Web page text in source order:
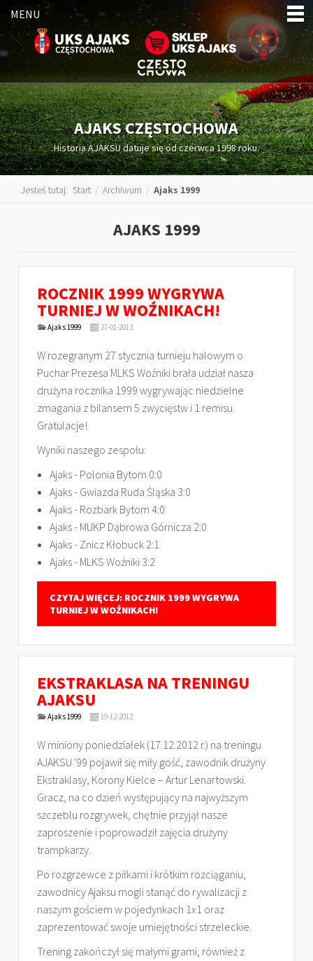
MENU
AJAKS CZĘSTOCHOWA
Historia AJAKSU datuje się od czerwca 1998 roku.
Jesteś tutaj: Start / Archiwum / Ajaks 1999
AJAKS 1999
ROCZNIK 1999 WYGRYWA
TURNIEJ W WOŹNIKACH!
Ajaks 1999 27-01-2013
W rozegranym 27 stycznia turnieju halowym o
Puchar Prezesa MLKS Woźniki brała udział nasza
drużyna rocznika 1999 wygrywając niedzielne
zmagania z bilansem 5 zwycięstw i 1 remisu.
Gratulacje!
Wyniki naszego zespołu:
Ajaks - Polonia Bytom 0:0
Ajaks - Gwiazda Ruda Śląska 3:0
Ajaks - Rozbark Bytom 4:0
Ajaks - MUKP Dąbrowa Górnicza 2:0
Ajaks - Znicz Kłobuck 2:1
Ajaks - MLKS Woźniki 3:2
CZYTAJ WIĘCEJ: ROCZNIK 1999 WYGRYWA
TURNIEJ W WOŹNIKACH!
EKSTRAKLASA NA TRENINGU
AJAKSU
Ajaks 1999 19-12-2012
W miniony poniedziałek (17.12.2012 r.) na treningu
AJAKSU '99 pojawił się miły gość, zawodnik drużyny
Ekstraklasy, Korony Kielce – Artur Lenartowski.
Gracz, na co dzień występujący na najwyższym
szczeblu rozgrywek, chętnie przyjął nasze
zaproszenie i poprowadził zajęcia drużyny
trampkarzy.
Po rozgrzewce z piłkami i krótkim rozciąganiu,
zawodnicy Ajaksu mogli stanąć do rywalizacji z
naszym gościem w pojedynkach 1x1 oraz
zaprezentować swoje umiejętności strzeleckie.
Trening zakończył się małymi grami, również z